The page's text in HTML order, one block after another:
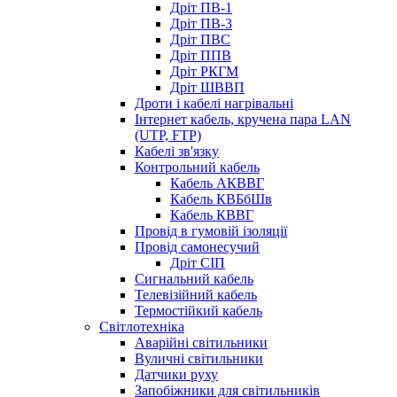
Дріт ПВ-1
Дріт ПВ-3
Дріт ПВС
Дріт ППВ
Дріт РКГМ
Дріт ШВВП
Дроти і кабелі нагрівальні
Інтернет кабель, кручена пара LAN
(UTP, FTP)
Кабелі зв'язку
Контрольний кабель
Кабель АКВВГ
Кабель КВБбШв
Кабель КВВГ
Провід в гумовій ізоляції
Провід самонесучий
Дріт СІП
Сигнальний кабель
Телевізійний кабель
Термостійкий кабель
Світлотехніка
Аварійні світильники
Вуличні світильники
Датчики руху
Запобіжники для світильників